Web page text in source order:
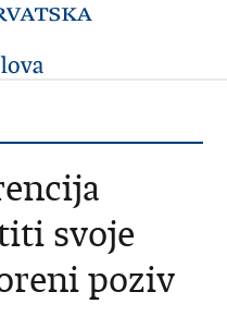
svoje
poziv